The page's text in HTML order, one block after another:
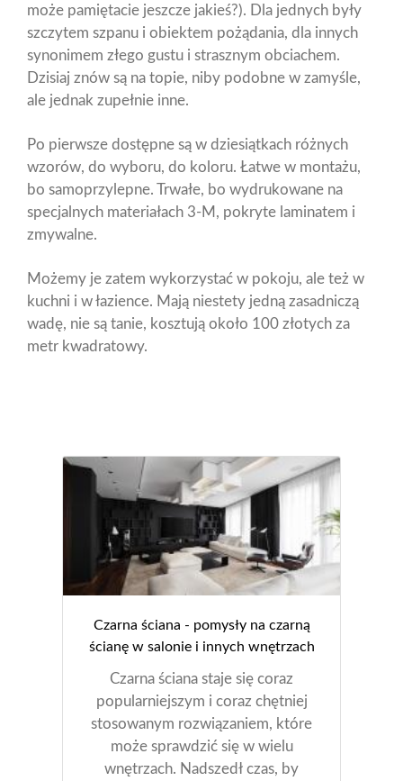
może pamiętacie jeszcze jakieś?). Dla jednych były
szczytem szpanu i obiektem pożądania, dla innych
synonimem złego gustu i strasznym obciachem.
Dzisiaj znów są na topie, niby podobne w zamyśle,
ale jednak zupełnie inne.
Po pierwsze dostępne są w dziesiątkach różnych
wzorów, do wyboru, do koloru. Łatwe w montażu,
bo samoprzylepne. Trwałe, bo wydrukowane na
specjalnych materiałach 3-M, pokryte laminatem i
zmywalne.
Możemy je zatem wykorzystać w pokoju, ale też w
kuchni i w łazience. Mają niestety jedną zasadniczą
wadę, nie są tanie, kosztują około 100 złotych za
metr kwadratowy.
Czarna ściana - pomysły na czarną
ścianę w salonie i innych wnętrzach
Czarna ściana staje się coraz
popularniejszym i coraz chętniej
stosowanym rozwiązaniem, które
może sprawdzić się w wielu
wnętrzach. Nadszedł czas, by